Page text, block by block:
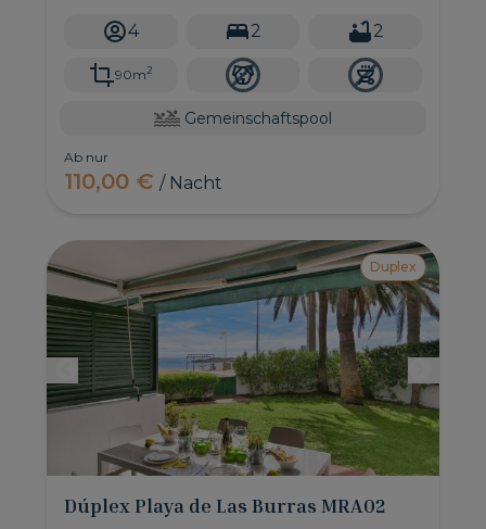
Gran Canaria.
4 2 2
90m2
Gemeinschaftspool
Ab nur
110,00 €/ Nacht
Duplex
Dúplex Playa de Las Burras MRA02